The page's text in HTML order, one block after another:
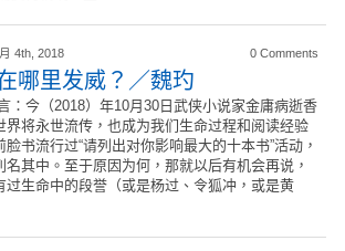
4th, 2018 0 Comments
哪里发威？／魏玓
：今（2018）年10月30日武侠小说家金庸病逝香
界将永世流传，也成为我们生命过程和阅读经验
书流行过“请列出对你影响最大的十本书”活动，
其中。至于原因为何，那就以后有机会再说，
过生命中的段誉（或是杨过、令狐冲，或是黄